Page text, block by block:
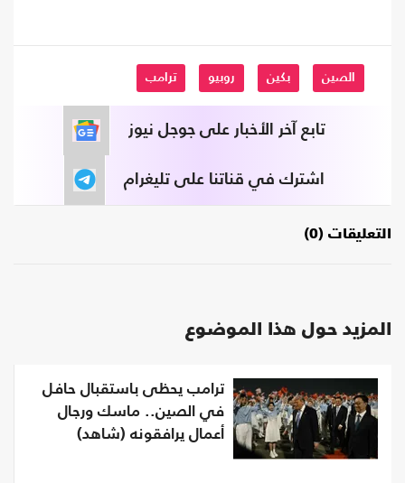
الصين بكين روبيو ترامب
تابع آخر الأخبار على جوجل نيوز
اشترك في قناتنا على تليغرام
التعليقات (0)
المزيد حول هذا الموضوع
ترامب يحظى باستقبال حافل
في الصين.. ماسك ورجال
أعمال يرافقونه (شاهد)